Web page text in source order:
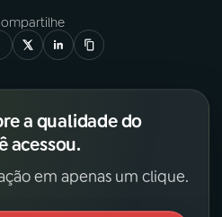
a qualidade do
acessou.
em apenas um clique.